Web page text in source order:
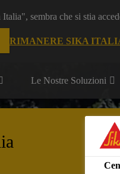
sembra che si stia
RIMANERE SIKA
Le Nostre Soluzioni